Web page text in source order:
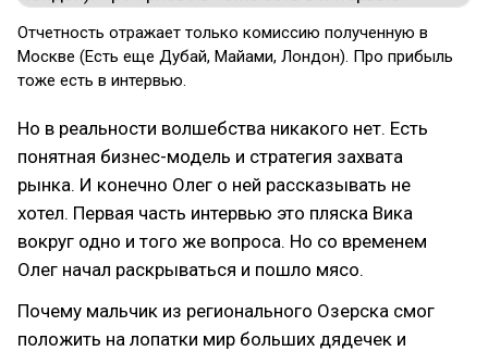
Отчетность отражает только комиссию полученную в
Москве (Есть еще Дубай, Майами, Лондон). Про прибыль
тоже есть в интервью.
Но в реальности волшебства никакого нет. Есть
понятная бизнес-модель и стратегия захвата
рынка. И конечно Олег о ней рассказывать не
хотел. Первая часть интервью это пляска Вика
вокруг одно и того же вопроса. Но со временем
Олег начал раскрываться и пошло мясо.
Почему мальчик из регионального Озерска смог
положить на лопатки мир больших дядечек и